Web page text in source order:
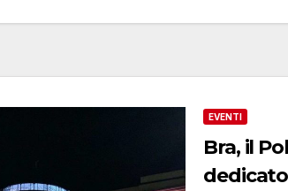
EVENTI
Bra, il